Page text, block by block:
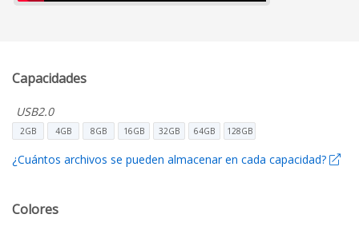
Capacidades
USB2.0
2GB 4GB 8GB 16GB 32GB 64GB 128GB
¿Cuántos archivos se pueden almacenar en cada capacidad?
Colores